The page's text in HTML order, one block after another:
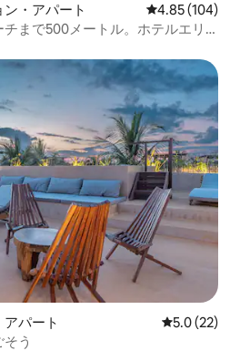
・アパート レビュー104
4.85 (104)
まで500メートル。ホテルエリ
す。
パート レビュー22
5.0 (22)
う